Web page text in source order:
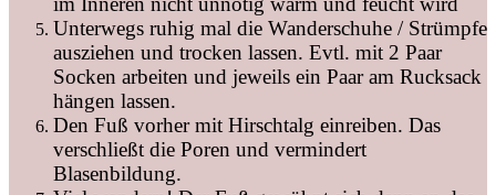
Unterwegs ruhig mal die Wanderschuhe / Strümpfe
ausziehen und trocken lassen. Evtl. mit 2 Paar
Socken arbeiten und jeweils ein Paar am Rucksack
hängen lassen.
Den Fuß vorher mit Hirschtalg einreiben. Das
verschließt die Poren und vermindert
Blasenbildung.